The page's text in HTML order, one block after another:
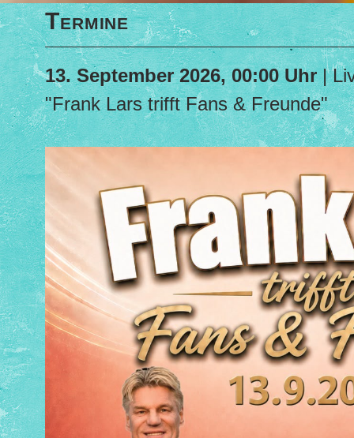
Termine
13. September 2026, 00:00 Uhr |
"Frank Lars trifft Fans & Freunde"